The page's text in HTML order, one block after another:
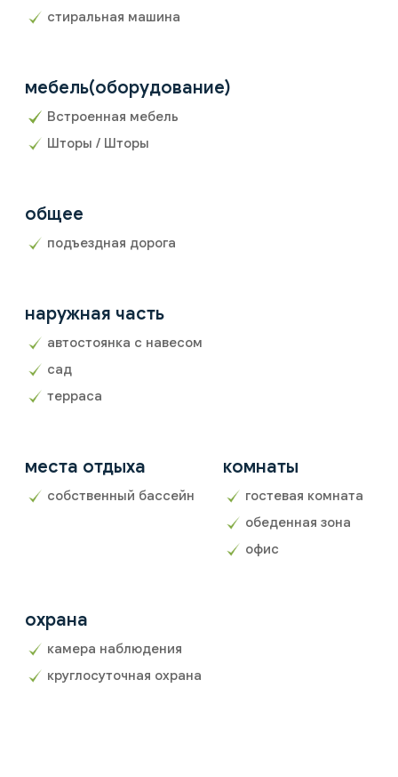
стиральная машина
мебель(оборудование)
Встроенная мебель
Шторы / Шторы
общее
подъездная дорога
наружная часть
автостоянка с навесом
сад
терраса
места отдыха
собственный бассейн
комнаты
гостевая комната
обеденная зона
офис
охрана
камера наблюдения
круглосуточная охрана